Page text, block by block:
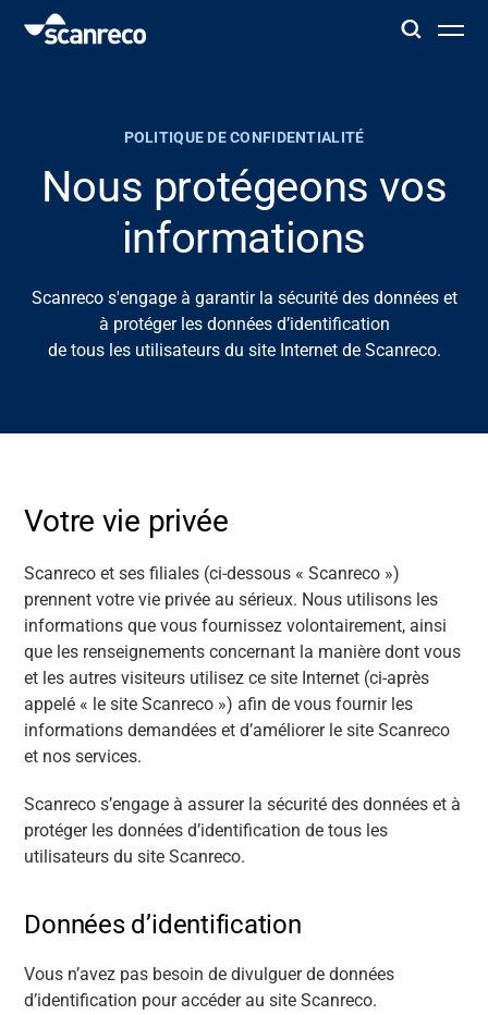
Productivité et sécurité des opérateurs
Industries
POLITIQUE DE CONFIDENTIALITÉ
Nous protégeons vos
informations
Scanreco s'engage à garantir la sécurité des données et
à protéger les données d’identification
de tous les utilisateurs du site Internet de Scanreco.
Votre vie privée
Scanreco et ses filiales (ci-dessous « Scanreco »)
prennent votre vie privée au sérieux. Nous utilisons les
informations que vous fournissez volontairement, ainsi
que les renseignements concernant la manière dont vous
et les autres visiteurs utilisez ce site Internet (ci-après
appelé « le site Scanreco ») afin de vous fournir les
informations demandées et d’améliorer le site Scanreco
et nos services.
Scanreco s’engage à assurer la sécurité des données et à
protéger les données d’identification de tous les
utilisateurs du site Scanreco.
Données d’identification
Vous n’avez pas besoin de divulguer de données
d’identification pour accéder au site Scanreco.